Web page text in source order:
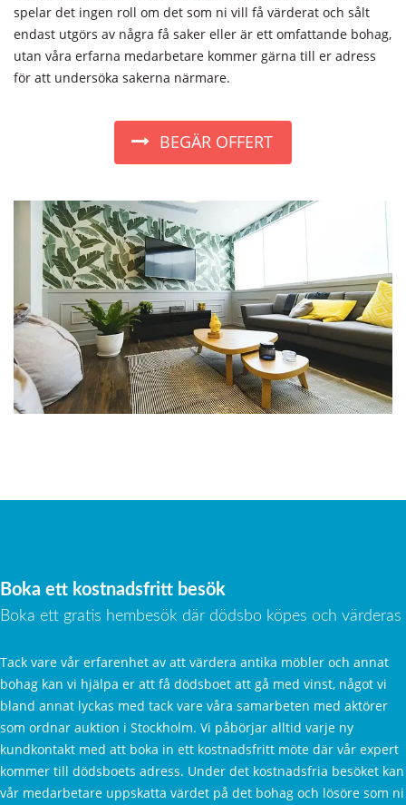
spelar det ingen roll om det som ni vill få värderat och sålt
endast utgörs av några få saker eller är ett omfattande bohag,
utan våra erfarna medarbetare kommer gärna till er adress
för att undersöka sakerna närmare.
BEGÄR OFFERT
Boka ett kostnadsfritt besök
Boka ett gratis hembesök där dödsbo köpes och värderas
Tack vare vår erfarenhet av att värdera antika möbler och annat
bohag kan vi hjälpa er att få dödsboet att gå med vinst, något vi
bland annat lyckas med tack vare våra samarbeten med aktörer
som ordnar auktion i Stockholm. Vi påbörjar alltid varje ny
kundkontakt med att boka in ett kostnadsfritt möte där vår expert
kommer till dödsboets adress. Under det kostnadsfria besöket kan
vår medarbetare uppskatta värdet på det bohag och lösöre som ni